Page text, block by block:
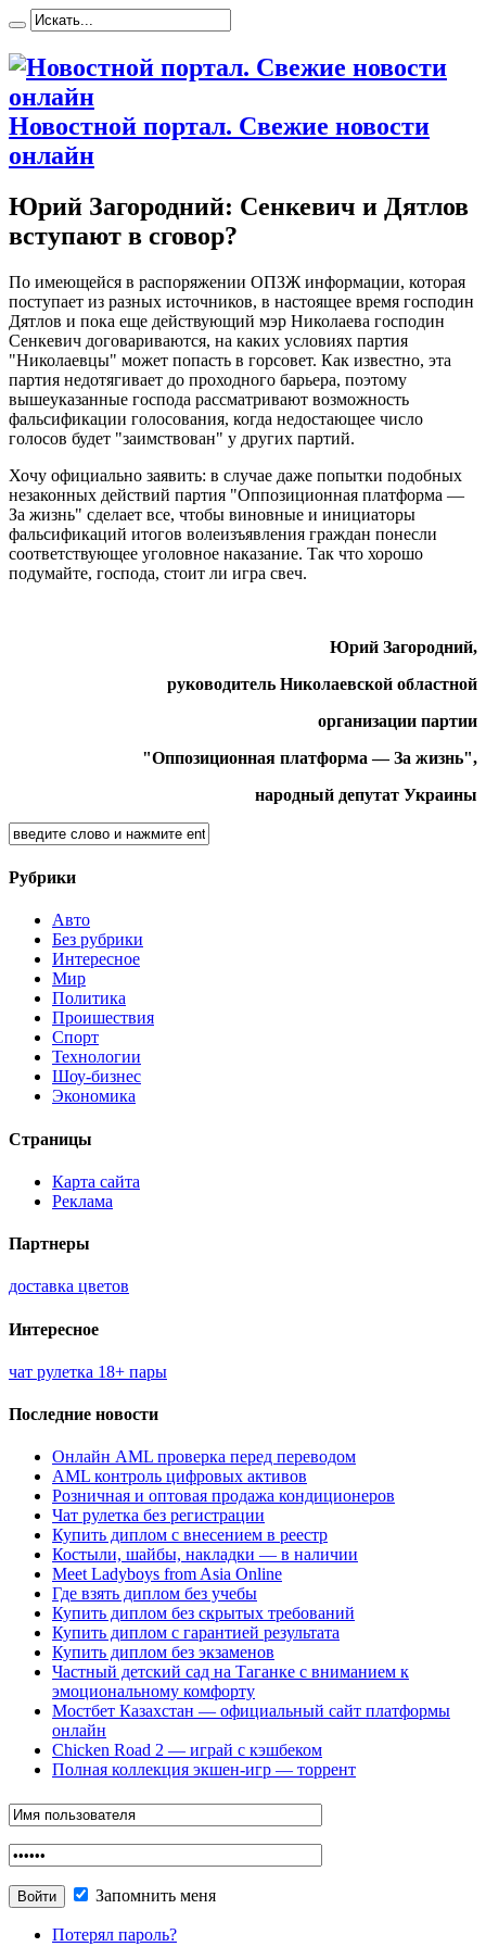
Новостной портал. Свежие новости
онлайн
Юрий Загородний: Сенкевич и Дятлов
вступают в сговор?
Пo имеющейся в распоряжении ОПЗЖ информации, которая
поступает из разных источников, в настоящее время господин
Дятлов и пока еще действующий мэр Николаева господин
Сенкевич договариваются, на каких условиях партия
"Николаевцы" может попасть в горсовет. Как известно, эта
партия недотягивает до проходного барьера, поэтому
вышеуказанные господа рассматривают возможность
фальсификации голосования, когда недостающее число
голосов будет "заимствован" у других партий.
Хочу официально заявить: в случае даже попытки подобных
незаконных действий партия "Оппозиционная платформа —
За жизнь" сделает все, чтобы виновные и инициаторы
фальсификаций итогов волеизъявления граждан понесли
соответствующее уголовное наказание. Так что хорошо
подумайте, господа, стоит ли игра свеч.
Юрий Загородний,
руководитель Николаевской областной
организации партии
"Оппозиционная платформа — За жизнь",
народный депутат Украины
Рубрики
Авто
Без рубрики
Интересное
Мир
Политика
Проишествия
Спорт
Технологии
Шоу-бизнес
Экономика
Страницы
Карта сайта
Реклама
Партнеры
доставка цветов
Интересное
чат рулетка 18+ пары
Последние новости
Онлайн AML проверка перед переводом
AML контроль цифровых активов
Розничная и оптовая продажа кондиционеров
Чат рулетка без регистрации
Купить диплом с внесением в реестр
Костыли, шайбы, накладки — в наличии
Meet Ladyboys from Asia Online
Где взять диплом без учебы
Купить диплом без скрытых требований
Купить диплом с гарантией результата
Купить диплом без экзаменов
Частный детский сад на Таганке с вниманием к
эмоциональному комфорту
Мостбет Казахстан — официальный сайт платформы
онлайн
Chicken Road 2 — играй с кэшбеком
Полная коллекция экшен-игр — торрент
Запомнить меня
Потерял пароль?